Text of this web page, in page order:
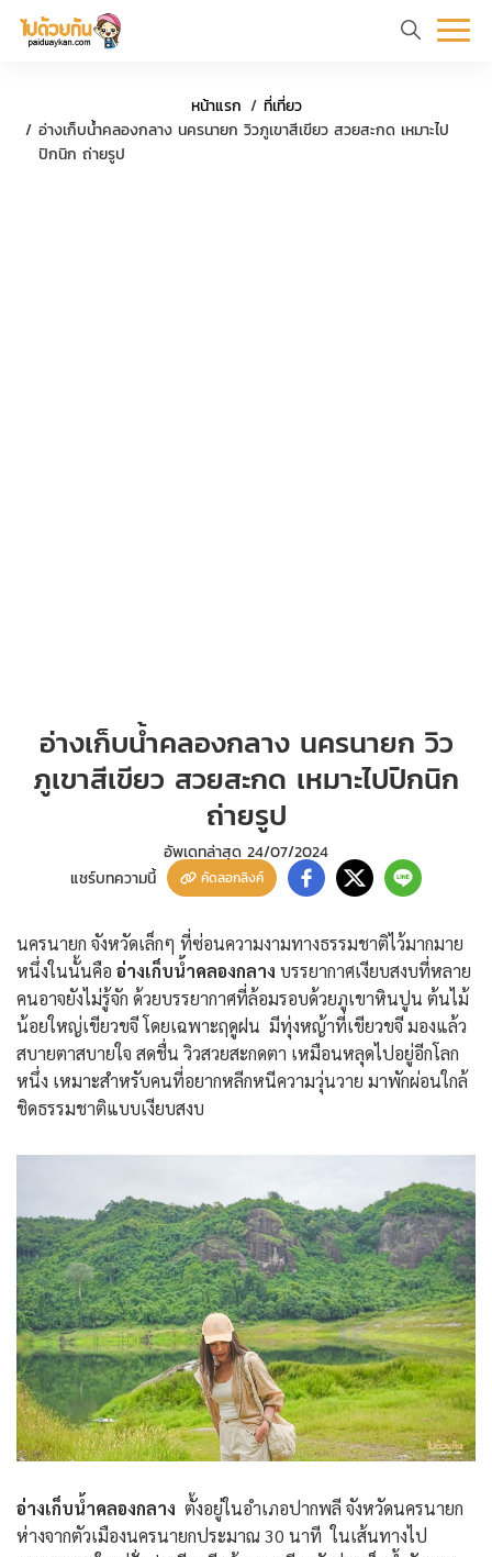
แรกท่อง
เที่ยวอย่าง
หน้าแรก
ที่เที่ยว
อ่างเก็บน้ำคลองกลาง นครนายก วิวภูเขาสีเขียว สวยสะกด เหมาะไป
ปิกนิก ถ่ายรูป
อ่างเก็บน้ำคลองกลาง นครนายก วิว
ภูเขาสีเขียว สวยสะกด เหมาะไปปิกนิก
ถ่ายรูป
อัพเดทล่าสุด 24/07/2024
แชร์บทความนี้
คัดลอกลิงค์
นครนายก จังหวัดเล็กๆ ที่ซ่อนความงามทางธรรมชาติไว้มากมาย
หนึ่งในนั้นคือ อ่างเก็บน้ำคลองกลาง บรรยากาศเงียบสงบที่หลาย
คนอาจยังไม่รู้จัก ด้วยบรรยากาศที่ล้อมรอบด้วยภูเขาหินปูน ต้นไม้
น้อยใหญ่เขียวขจี โดยเฉพาะฤดูฝน มีทุ่งหญ้าที่เขียวขจี มองแล้ว
สบายตาสบายใจ สดชื่น วิวสวยสะกดตา เหมือนหลุดไปอยู่อีกโลก
หนึ่ง เหมาะสำหรับคนที่อยากหลีกหนีความวุ่นวาย มาพักผ่อนใกล้
ชิดธรรมชาติแบบเงียบสงบ
อ่างเก็บน้ำคลองกลาง ตั้งอยู่ในอำเภอปากพลี จังหวัดนครนายก
ห่างจากตัวเมืองนครนายกประมาณ​ 30 นาที ในเส้นทางไป